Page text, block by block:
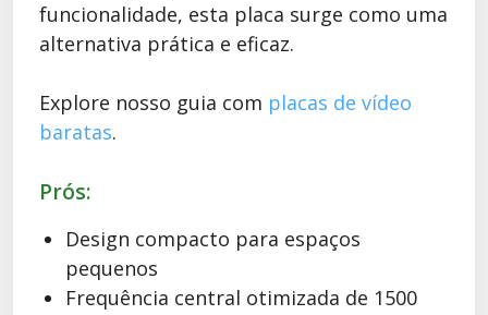
funcionalidade, esta placa surge como uma
alternativa prática e eficaz.
Explore nosso guia com placas de vídeo
baratas.
Prós:
Design compacto para espaços
pequenos
Frequência central otimizada de 1500